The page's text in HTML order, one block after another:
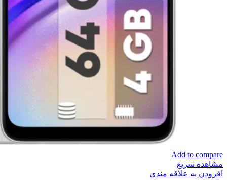
Add to compare
مشاهده سریع
افزودن به علاقه مندی